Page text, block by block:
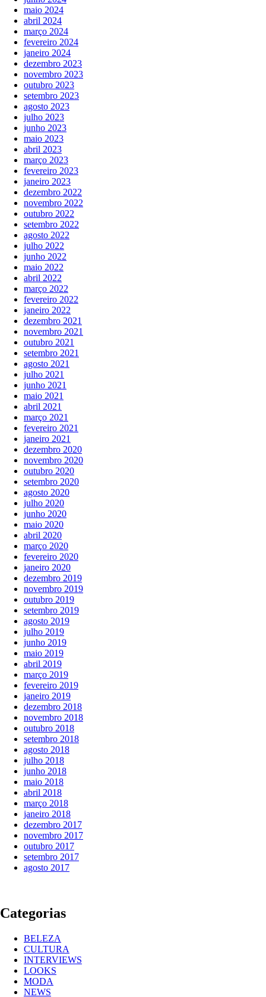
maio 2024
abril 2024
março 2024
fevereiro 2024
janeiro 2024
dezembro 2023
novembro 2023
outubro 2023
setembro 2023
agosto 2023
julho 2023
junho 2023
maio 2023
abril 2023
março 2023
fevereiro 2023
janeiro 2023
dezembro 2022
novembro 2022
outubro 2022
setembro 2022
agosto 2022
julho 2022
junho 2022
maio 2022
abril 2022
março 2022
fevereiro 2022
janeiro 2022
dezembro 2021
novembro 2021
outubro 2021
setembro 2021
agosto 2021
julho 2021
junho 2021
maio 2021
abril 2021
março 2021
fevereiro 2021
janeiro 2021
dezembro 2020
novembro 2020
outubro 2020
setembro 2020
agosto 2020
julho 2020
junho 2020
maio 2020
abril 2020
março 2020
fevereiro 2020
janeiro 2020
dezembro 2019
novembro 2019
outubro 2019
setembro 2019
agosto 2019
julho 2019
junho 2019
maio 2019
abril 2019
março 2019
fevereiro 2019
janeiro 2019
dezembro 2018
novembro 2018
outubro 2018
setembro 2018
agosto 2018
julho 2018
junho 2018
maio 2018
abril 2018
março 2018
janeiro 2018
dezembro 2017
novembro 2017
outubro 2017
setembro 2017
agosto 2017
Categorias
BELEZA
CULTURA
INTERVIEWS
LOOKS
MODA
NEWS